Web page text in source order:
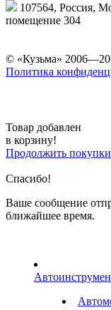
107564, Россия,
помещение 304
© «Кузьма»
Политика
Товар добавлен
в корзину!
Продолжить покупки
Спасибо!
Ваше сообщение
ближайшее время.